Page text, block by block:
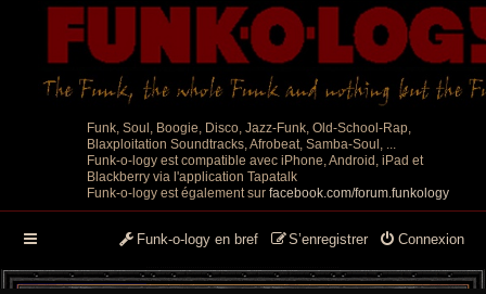
Funk, Soul, Boogie, Disco, Jazz-Funk, Old-School-Rap,
Blaxploitation Soundtracks, Afrobeat, Samba-Soul, ...
Funk-o-logy est compatible avec iPhone, Android, iPad et
Blackberry via l'application Tapatalk
Funk-o-logy est également sur facebook.com/forum.funkology
Connexion
S’enregistrer
Funk-o-logy en bref